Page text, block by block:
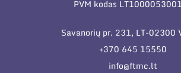
organizacijose bei
Mokslo renginiai
Informacija studentams
PVM kodas
Savanorių pr. 231, LT-02300
+370 645 15550
info@ftmc.lt